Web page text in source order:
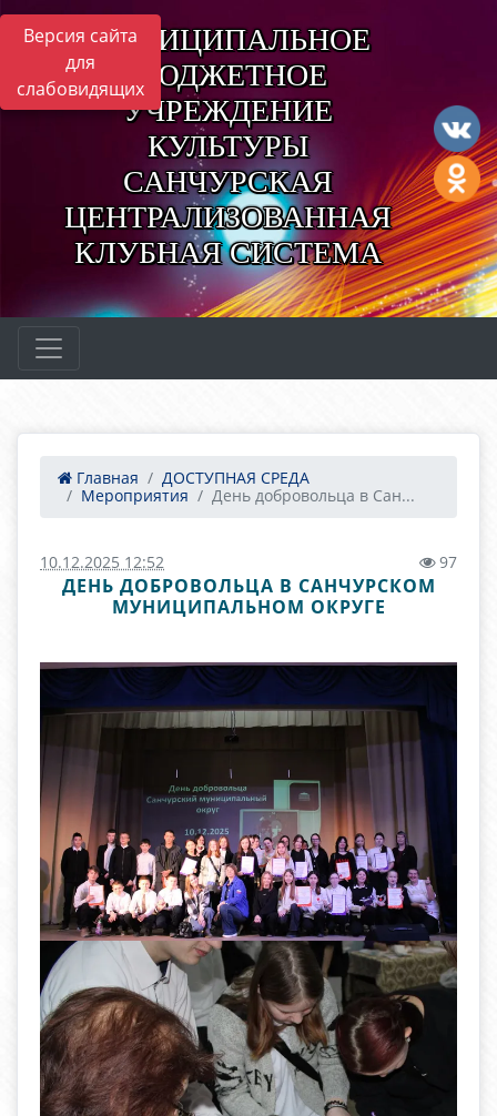
Версия сайта
для
слабовидящих
МУНИЦИПАЛЬНОЕ
БЮДЖЕТНОЕ
УЧРЕЖДЕНИЕ
КУЛЬТУРЫ
САНЧУРСКАЯ
ЦЕНТРАЛИЗОВАННАЯ
КЛУБНАЯ СИСТЕМА
Главная
ДОСТУПНАЯ СРЕДА
Мероприятия
День добровольца в Сан...
10.12.2025 12:52 97
ДЕНЬ ДОБРОВОЛЬЦА В САНЧУРСКОМ
МУНИЦИПАЛЬНОМ ОКРУГЕ